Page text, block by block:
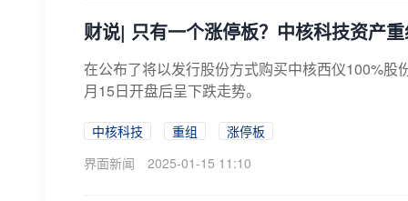
财说| 只有一个涨停板？中核科技资产
在公布了将以发行股份方式购买中核西仪100%
月15日开盘后呈下跌走势。
中核科技 重组
涨停板
界面新闻
2025-01-15 11:10